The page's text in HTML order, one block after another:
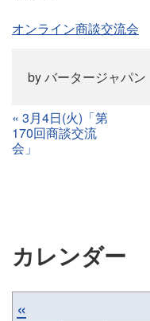
オンライン商談交流会
byバータージャパン
« 3月4日(火)「第
170回商談交流
会」
カレンダー
«